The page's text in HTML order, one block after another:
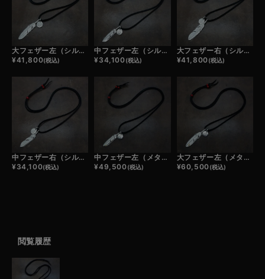
大フェザー左（シルバー）×小メタルチャーム×鹿革紐×アンティークビーズ/ネックレスカスタム
¥41,800(税込)
中フェザー左（シルバー）×小メタルチャーム×鹿革紐×アンティークビーズ/ネックレスカスタム
¥34,100(税込)
大フェザー右（シルバー）×小メタルチャーム×鹿革紐×アンティークビーズ/ネックレスカスタム
¥41,800(税込)
中フェザー右（シルバー）×小メタルチャーム×鹿革紐×アンティークビーズ/ネックレスカスタム
¥34,100(税込)
中フェザー左（メタル）×小メタルチャーム×鹿革紐×アンティークビーズ/ネックレスカスタム
¥49,500(税込)
大フェザー左（メタル）×小メタルチャーム×鹿革紐×アンティークビーズ/ネックレスカスタム
¥60,500(税込)
閲覧履歴